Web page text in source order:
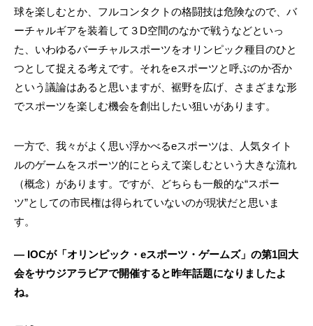
球を楽しむとか、フルコンタクトの格闘技は危険なので、バ
ーチャルギアを装着して３D空間のなかで戦うなどといっ
た、いわゆるバーチャルスポーツをオリンピック種目のひと
つとして捉える考えです。それをeスポーツと呼ぶのか否か
という議論はあると思いますが、裾野を広げ、さまざまな形
でスポーツを楽しむ機会を創出したい狙いがあります。
一方で、我々がよく思い浮かべるeスポーツは、人気タイト
ルのゲームをスポーツ的にとらえて楽しむという大きな流れ
（概念）があります。ですが、どちらも一般的な“スポー
ツ”としての市民権は得られていないのが現状だと思いま
す。
― IOCが「オリンピック・eスポーツ・ゲームズ」の第1回大
会をサウジアラビアで開催すると昨年話題になりましたよ
ね。